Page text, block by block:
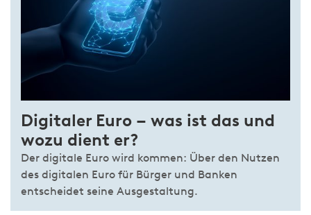
Digitaler Euro – was ist das und
wozu dient er?
Der digitale Euro wird kommen: Über den Nutzen
des digitalen Euro für Bürger und Banken
entscheidet seine Ausgestaltung.